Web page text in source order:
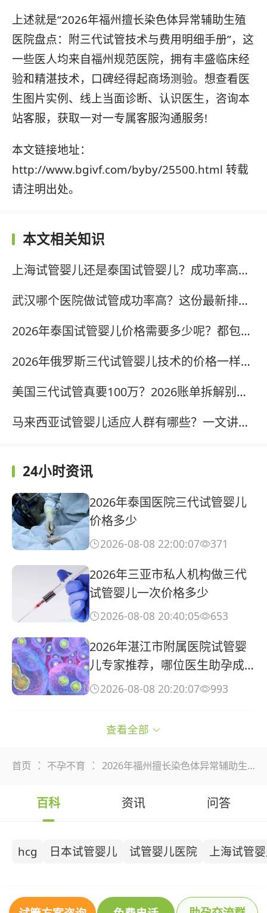
上述就是“2026年福州擅长染色体异常辅助生殖
医院盘点：附三代试管技术与费用明细手册”，这
一些医人均来自福州规范医院，拥有丰盛临床经
验和精湛技术，口碑经得起商场测验。想查看医
生图片实例、线上当面诊断、认识医生，咨询本
站客服，获取一对一专属客服沟通服务!
本文链接地址：
http://www.bgivf.com/byby/25500.html 转载
请注明出处。
本文相关知识
上海试管婴儿还是泰国试管婴儿？成功率高吗？费用如何？?
武汉哪个医院做试管成功率高？这份最新排名表请收好?
2026年泰国试管婴儿价格需要多少呢？都包含哪些价格呢？?
2026年俄罗斯三代试管婴儿技术的价格一样吗？?
美国三代试管真要100万？2026账单拆解别再被骗了?
马来西亚试管婴儿适应人群有哪些？一文讲清，附真实案例?
24小时资讯
2026年泰国医院三代试管婴儿
价格多少
2026-08-08 22:00:07371
2026年三亚市私人机构做三代
试管婴儿一次价格多少
2026-08-08 20:40:05653
2026年湛江市附属医院试管婴
儿专家推荐，哪位医生助孕成
功率领跑？
2026-08-08 20:20:07993
至10万，其中医保可以报多
 2026-08-08 19:40:09970
调理身体？做马来西亚试管婴
价格贵不贵？
2026-08-08 17:40:06 89
查看全部 
首页 不孕不育 2026年福州擅长染色体异常辅助生殖医院盘点：附三代试管技术与费用明细指南
百科 资讯 问答
hcg 日本试管婴儿 试管婴儿医院 上海试管